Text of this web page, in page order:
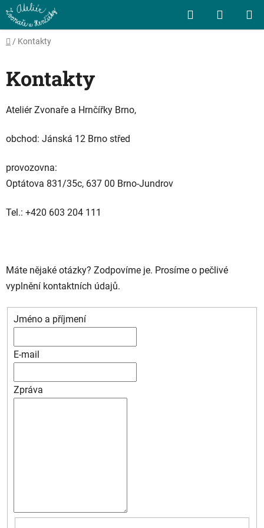
Přejít
na
obsah
Hledat
KOŠÍK
Domů
/ Kontakty
Kontakty
Ateliér Zvonaře a Hrnčířky Brno,
obchod: Jánská 12 Brno střed
provozovna:
Optátova 831/35c, 637 00 Brno-Jundrov
Tel.: +420 603 204 111
Máte nějaké otázky? Zodpovíme je. Prosíme o pečlivé
vyplnění kontaktních údajů.
Jméno a příjmení
E-mail
Zpráva